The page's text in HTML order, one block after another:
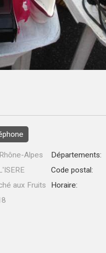
Alpes Départements:
Code postal:
aux Fruits Horaire: